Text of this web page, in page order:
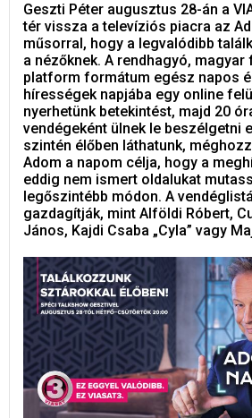
Geszti Péter augusztus 28-án a
tér vissza a televíziós piacra az
műsorral, hogy a legvalódibb
a nézőknek. A rendhagyó,
platform formátum egész napos
hírességek napjába egy online
nyerhetünk betekintést, majd 20
vendégeként ülnek le beszélgetni
szintén élőben láthatunk,
Adom a napom célja, hogy a
eddig nem ismert oldalukat
legőszintébb módon. A
gazdagítják, mint Alföldi Róbert,
János, Kajdi Csaba „Cyla” vagy